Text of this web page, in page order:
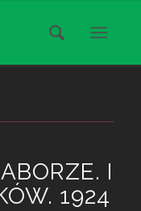
I
1924